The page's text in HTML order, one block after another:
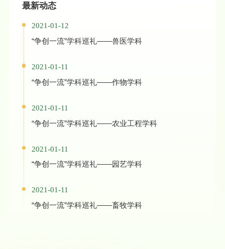
最新动态
2021-01-12
“争创一流”学科巡礼——兽医学科
2021-01-11
“争创一流”学科巡礼——作物学科
2021-01-11
“争创一流”学科巡礼——农业工程学科
2021-01-11
“争创一流”学科巡礼——园艺学科
2021-01-11
“争创一流”学科巡礼——畜牧学科